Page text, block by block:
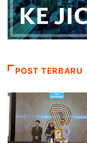
POST TERBARU